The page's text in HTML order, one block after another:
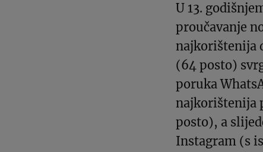
U 13.
proučavanje
najkorištenija
(64 posto)
poruka
najkorištenija
posto), a
Instagram (s